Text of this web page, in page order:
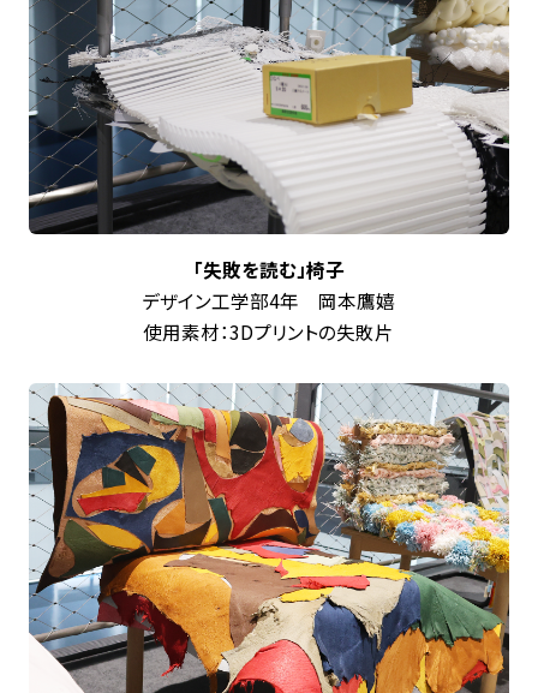
「失敗を読む」椅子
デザイン工学部4年 岡本鷹嬉
使用素材：3Dプリントの失敗片